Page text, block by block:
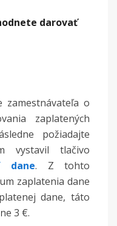
darovať
zamestnávateľa o
zaplatených
požiadajte
vystavil tlačivo
dane. Z tohto
zaplatenia dane
dane, táto
3 €.